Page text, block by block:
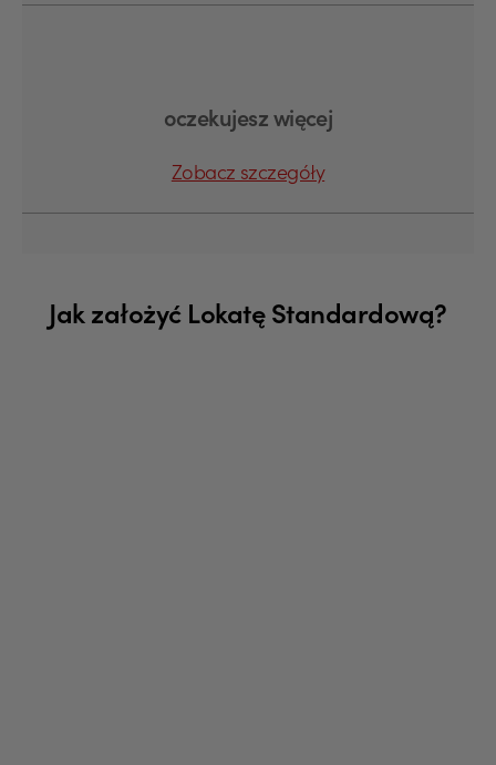
oczekujesz więcej
Zobacz szczegóły
Jak założyć Lokatę Standardową?